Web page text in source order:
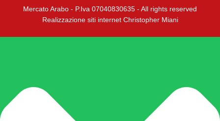
Mercato Arabo - P.Iva 07040830635 - All rights reserved
Realizzazione siti internet Christopher Miani